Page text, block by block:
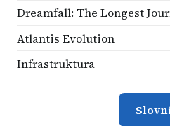
Dreamfall: The Longest
Atlantis Evolution
Infrastruktura